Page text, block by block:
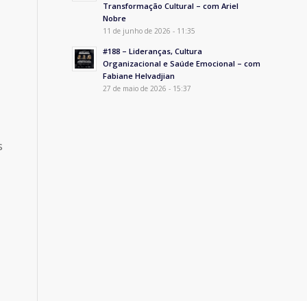
Transformação Cultural – com Ariel
Nobre
11 de junho de 2026 - 11:35
#188 – Lideranças, Cultura
Organizacional e Saúde Emocional – com
Fabiane Helvadjian
27 de maio de 2026 - 15:37